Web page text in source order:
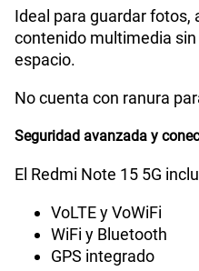
Ideal para guardar fotos,
contenido multimedia sin
espacio.
No cuenta con ranura
Seguridad avanzada y
El Redmi Note 15 5G
VoLTE y VoWiFi
WiFi y Bluetooth
GPS integrado